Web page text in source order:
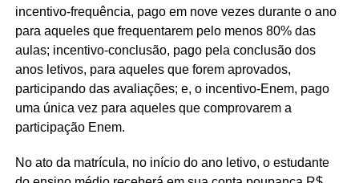
incentivo-frequência, pago em nove vezes durante o ano
para aqueles que frequentarem pelo menos 80% das
aulas; incentivo-conclusão, pago pela conclusão dos
anos letivos, para aqueles que forem aprovados,
participando das avaliações; e, o incentivo-Enem, pago
uma única vez para aqueles que comprovarem a
participação Enem.
No ato da matrícula, no início do ano letivo, o estudante